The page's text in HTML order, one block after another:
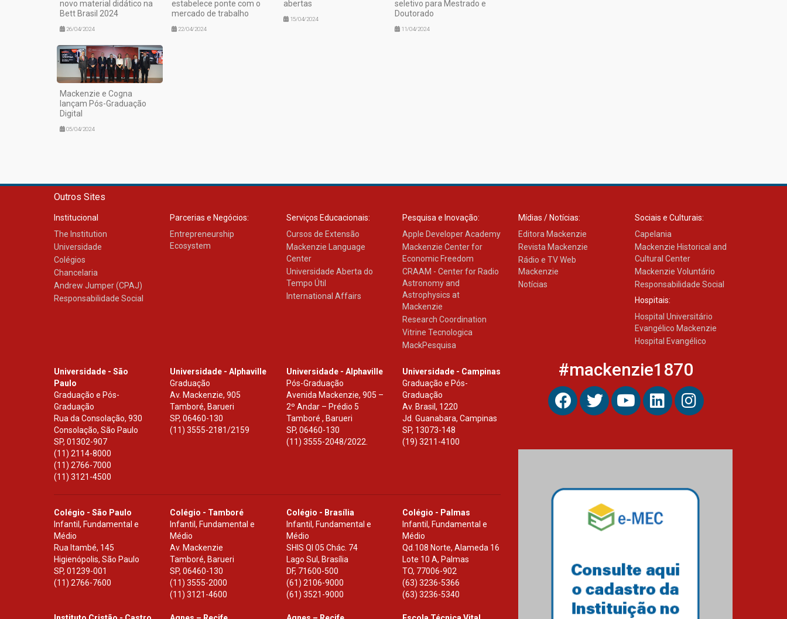
novo material didático na
Bett Brasil 2024
26/04/2024
estabelece ponte com o
mercado de trabalho
22/04/2024
abertas
15/04/2024
seletivo para Mestrado e
Doutorado
11/04/2024
Mackenzie e Cogna
lançam Pós-Graduação
Digital
05/04/2024
Outros Sites
Institucional
The Institution
Universidade
Colégios
Chancelaria
Andrew Jumper (CPAJ)
Responsabilidade Social
Parcerias e Negócios:
Entrepreneurship
Ecosystem
Serviços Educacionais:
Cursos de Extensão
Mackenzie Language
Center
Universidade Aberta do
Tempo Útil
International Affairs
Pesquisa e Inovação:
Apple Developer Academy
Mackenzie Center for
Economic Freedom
CRAAM - Center for Radio
Astronomy and
Astrophysics at
Mackenzie
Research Coordination
Vitrine Tecnologica
MackPesquisa
Mídias / Notícias:
Editora Mackenzie
Revista Mackenzie
Rádio e TV Web
Mackenzie
Notícias
Sociais e Culturais:
Capelania
Mackenzie Historical and
Cultural Center
Mackenzie Voluntário
Responsabilidade Social
Hospitais:
Hospital Universitário
Evangélico Mackenzie
Hospital Evangélico
Universidade - São
Paulo
Graduação e Pós-
Graduação
Rua da Consolação, 930
Consolação, São Paulo
SP, 01302-907
(11) 2114-8000
(11) 2766-7000
(11) 3121-4500
Universidade - Alphaville
Graduação
Av. Mackenzie, 905
Tamboré, Barueri
SP,06460-130
(11) 3555-2181/2159
Universidade - Alphaville
Pós-Graduação
Avenida Mackenzie, 905 –
2º Andar – Prédio 5
Tamboré , Barueri
SP, 06460-130
(11) 3555-2048/2022.
Universidade - Campinas
Graduação e Pós-
Graduação
Av. Brasil, 1220
Jd. Guanabara, Campinas
SP, 13073-148
(19) 3211-4100
Colégio - São Paulo
Infantil, Fundamental e
Médio
Rua Itambé, 145
Higienópolis, São Paulo
SP, 01239-001
(11) 2766-7600
Colégio - Tamboré
Infantil, Fundamental e
Médio
Av. Mackenzie
Tamboré, Barueri
SP,06460-130
(11) 3555-2000
(11) 3121-4600
Colégio - Brasília
Infantil, Fundamental e
Médio
SHIS Ql 05 Chác. 74
Lago Sul, Brasília
DF, 71600-500
(61) 2106-9000
(61) 3521-9000
Colégio - Palmas
Infantil, Fundamental e
Médio
Qd.108 Norte, Alameda 16
Lote 10 A, Palmas
TO, 77006-902
(63) 3236-5366
(63) 3236-5340
#mackenzie1870